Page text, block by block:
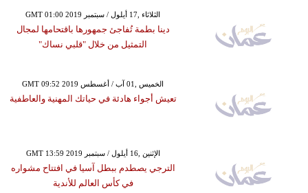
GMT 01:00 2019 الثلاثاء ,17 أيلول / سبتمبر
دينا بطمة تُفاجئ جمهورها باقتحامها لمجال
التمثيل من خلال "قلبي نساك"
GMT 09:52 2019 الخميس ,01 آب / أغسطس
تعيش أجواء هادئة في حياتك المهنية والعاطفية
GMT 13:59 2019 الإثنين ,16 أيلول / سبتمبر
الترجي يصطدم ببطل آسيا في افتتاح مشواره
في كأس العالم للأندية